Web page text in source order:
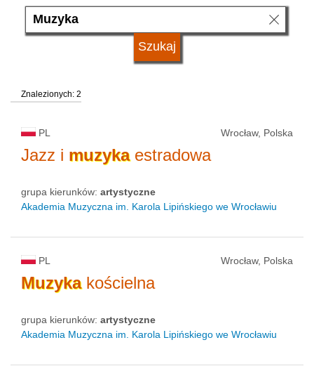
system studiów
typ uczelni
status uczelni
Znalezionych: 2
PL Wrocław, Polska
Jazz i muzykaestradowa
grupa kierunków: artystyczne
Akademia Muzyczna im. Karola Lipińskiego we Wrocławiu
PL Wrocław, Polska
Muzykakościelna
grupa kierunków: artystyczne
Akademia Muzyczna im. Karola Lipińskiego we Wrocławiu